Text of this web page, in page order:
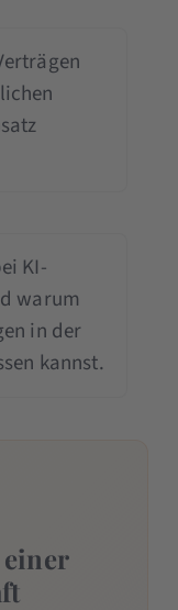
KI-
warum
in der
kannst.